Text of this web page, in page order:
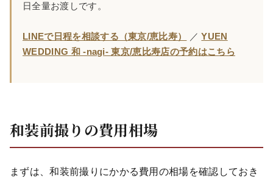
日全量お渡しです。
LINEで日程を相談する（東京/恵比寿） ／YUEN
WEDDING 和 -nagi- 東京/恵比寿店の予約はこちら
和装前撮りの費用相場
まずは、和装前撮りにかかる費用の相場を確認しておき